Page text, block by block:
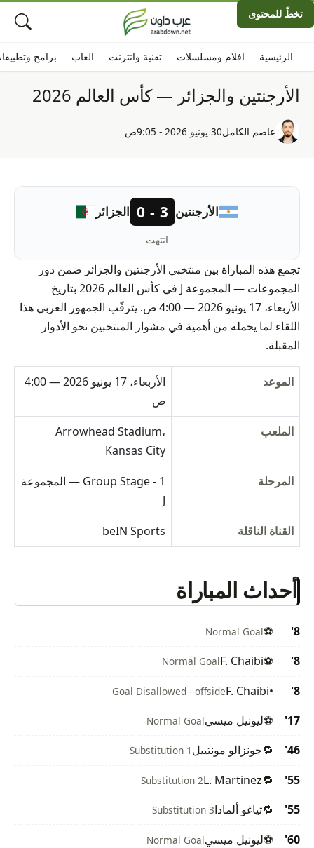
تخطّ للمحتوى
الرئيسية افلام ومسلسلات تقنية وانترنت العاب برامج
الأرجنتين والجزائر — كأس العالم 2026
عاصم الكامل30 يونيو 2026 - 9:05ص
الأرجنتين 3 - 0 الجزائر
انتهت
تجمع هذه المباراة بين منتخبي الأرجنتين والجزائر ضمن دور
المجموعات — المجموعة J في كأس العالم 2026 بتاريخ
الأربعاء، 17 يونيو 2026 — 4:00 ص. يترقّب الجمهور العربي هذا
اللقاء لما يحمله من أهمية في مشوار المنتخبين نحو الأدوار
المقبلة.
الموعد
الأربعاء، 17 يونيو 2026 — 4:00
ص
الملعب
Arrowhead Stadium،
Kansas City
المرحلة
Group Stage - 1 — المجموعة
J
القناة الناقلة
beIN Sports
أحداث المباراة
8'
⚽
Normal Goal
8'
⚽
F. Chaibi
Normal Goal
8'
•
F. Chaibi
Goal Disallowed - offside
17'
⚽ليونيل ميسيNormal Goal
46'
🔁جونزالو مونتييل Substitution 1
55'
🔁
L. Martinez
Substitution 2
55'
🔁تياغو ألماداSubstitution 3
60'
⚽ليونيل ميسيNormal Goal